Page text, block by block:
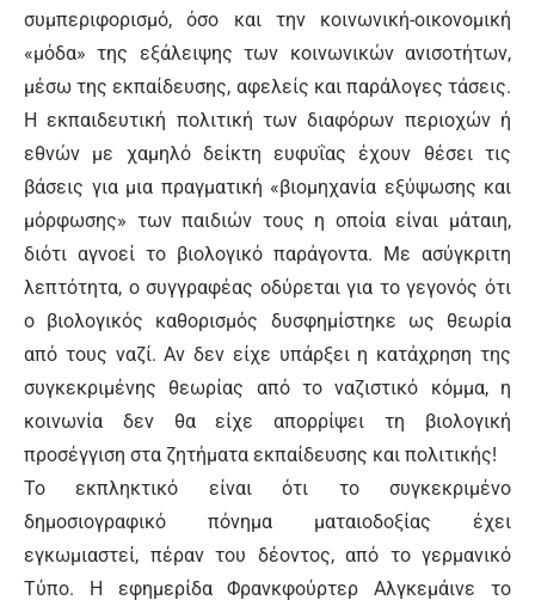
συμπεριφορισμό, όσο και την κοινωνική-οικονομική
«μόδα» της εξάλειψης των κοινωνικών ανισοτήτων,
μέσω της εκπαίδευσης, αφελείς και παράλογες τάσεις.
Η εκπαιδευτική πολιτική των διαφόρων περιοχών ή
εθνών με χαμηλό δείκτη ευφυΐας έχουν θέσει τις
βάσεις για μια πραγματική «βιομηχανία εξύψωσης και
μόρφωσης» των παιδιών τους η οποία είναι μάταιη,
διότι αγνοεί το βιολογικό παράγοντα. Με ασύγκριτη
λεπτότητα, ο συγγραφέας οδύρεται για το γεγονός ότι
ο βιολογικός καθορισμός δυσφημίστηκε ως θεωρία
από τους ναζί. Αν δεν είχε υπάρξει η κατάχρηση της
συγκεκριμένης θεωρίας από το ναζιστικό κόμμα, η
κοινωνία δεν θα είχε απορρίψει τη βιολογική
προσέγγιση στα ζητήματα εκπαίδευσης και πολιτικής!
Το εκπληκτικό είναι ότι το συγκεκριμένο
δημοσιογραφικό πόνημα ματαιοδοξίας έχει
εγκωμιαστεί, πέραν του δέοντος, από το γερμανικό
Τύπο. Η εφημερίδα Φρανκφούρτερ Αλγκεμάινε το